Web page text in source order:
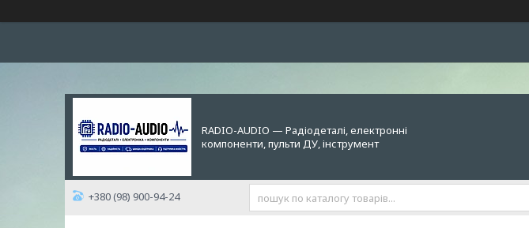
RADIO-AUDIO — Радіодеталі, електронні
компоненти, пульти ДУ, інструмент
+380 (98) 900-94-24